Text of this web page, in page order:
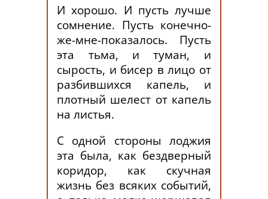
И хорошо. И пусть лучше
сомнение. Пусть конечно-
же-мне-показалось. Пусть
эта тьма, и туман, и
сырость, и бисер в лицо от
разбившихся капель, и
плотный шелест от капель
на листья.
С одной стороны лоджия
эта была, как бездверный
коридор, как скучная
жизнь без всяких событий,